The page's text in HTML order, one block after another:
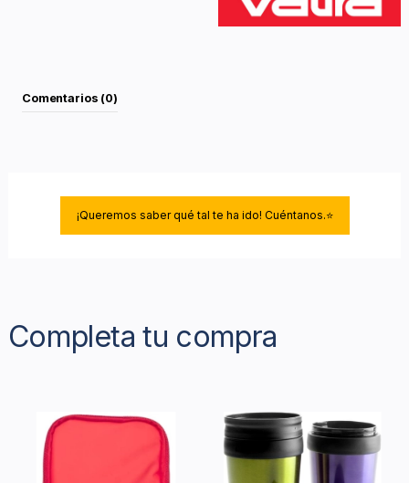
Comentarios (0)
¡Queremos saber qué tal te ha ido! Cuéntanos.⭐
Completa tu compra